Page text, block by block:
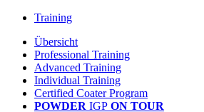
Training
Übersicht
Professional Training
Advanced Training
Individual Training
Certified Coater Program
POWDER IGP ON TOUR